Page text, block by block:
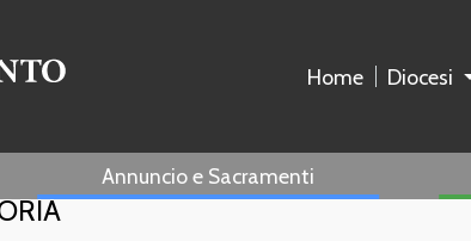
Home Diocesi
Annuncio e Sacramenti